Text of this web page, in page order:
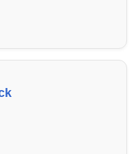
– modern,
in Garbsen: